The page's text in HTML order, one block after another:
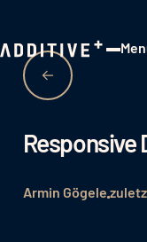
Responsive
Armin Gögele